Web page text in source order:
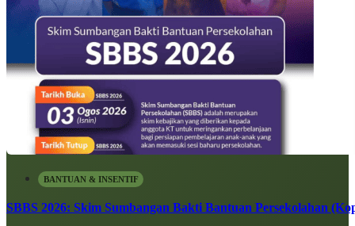
BANTUAN & INSENTIF
SBBS 2026: Skim Sumbangan Bakti Bantuan Persekolahan